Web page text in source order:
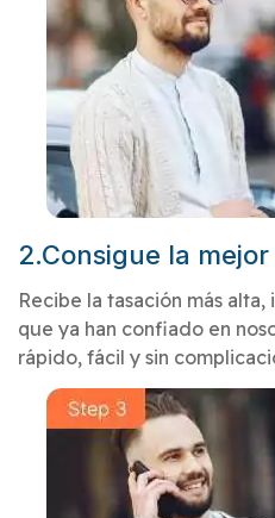
2.Consigue la
Recibe la tasación más
que ya han confiado en
rápido, fácil y sin